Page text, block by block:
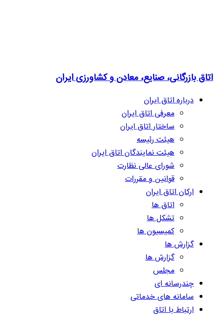
اتاق بازرگانی، صنایع، معادن و کشاورزی ایران
درباره اتاق ایران
معرفی اتاق ایران
ساختار اتاق ایران
هیئت رئیسه
هیئت نمایندگان اتاق ایران
شورای عالی نظارت
قوانین و مقررات
ارکان اتاق ایران
اتاق ها
تشکل ها
کمیسیون ها
گزارش ها
گزارش ها
مجلس
چندرسانه ای
سامانه های خدماتی
ارتباط با اتاق